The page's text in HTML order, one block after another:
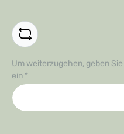
Um weiterzugehen, geben
ein *